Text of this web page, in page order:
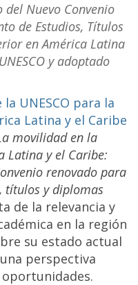
Nuevo Convenio
de Estudios, Títulos
en América Latina
y adoptado
UNESCO para la
Latina y el Caribe
movilidad en la
Latina y el Caribe:
renovado para
títulos y diplomas
de la relevancia y
en la región
su estado actual
perspectiva